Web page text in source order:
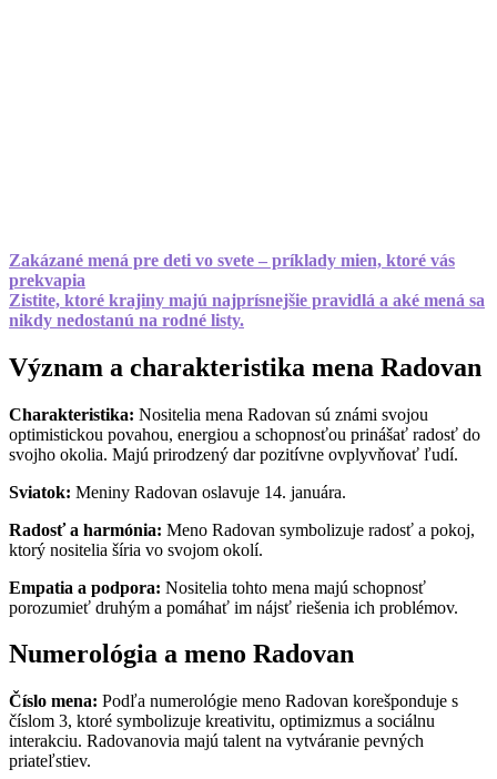
Zakázané mená pre deti vo svete – príklady mien, ktoré vás
prekvapia
Zistite, ktoré krajiny majú najprísnejšie pravidlá a aké mená sa
nikdy nedostanú na rodné listy.
Význam a charakteristika mena Radovan
Charakteristika: Nositelia mena Radovan sú známi svojou
optimistickou povahou, energiou a schopnosťou prinášať radosť do
svojho okolia. Majú prirodzený dar pozitívne ovplyvňovať ľudí.
Sviatok: Meniny Radovan oslavuje 14. januára.
Radosť a harmónia: Meno Radovan symbolizuje radosť a pokoj,
ktorý nositelia šíria vo svojom okolí.
Empatia a podpora: Nositelia tohto mena majú schopnosť
porozumieť druhým a pomáhať im nájsť riešenia ich problémov.
Numerológia a meno Radovan
Číslo mena: Podľa numerológie meno Radovan korešponduje s
číslom 3, ktoré symbolizuje kreativitu, optimizmus a sociálnu
interakciu. Radovanovia majú talent na vytváranie pevných
priateľstiev.